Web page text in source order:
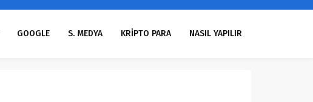
GOOGLE S. MEDYA KRİPTO PARA NASIL YAPILIR